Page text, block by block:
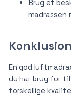
Brug et
madrassen
Konklusion
En god
du har brug for
forskellige